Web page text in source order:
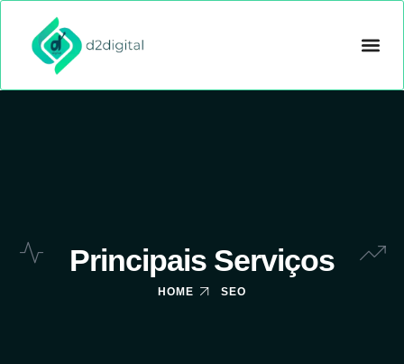
Principais Serviços
HOME SEO